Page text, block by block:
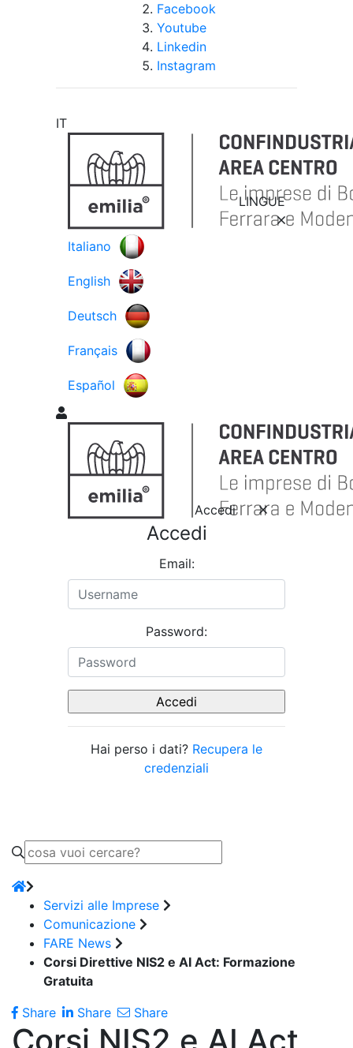
Facebook
Youtube
Linkedin
Instagram
IT
LINGUE
Italiano
English
Deutsch
Français
Español
Accedi
Accedi
Email:
Password:
Hai perso i dati? Recupera le
credenziali
Servizi alle Imprese
Comunicazione
FARE News
Corsi Direttive NIS2 e AI Act: Formazione
Gratuita
Share
Share Share